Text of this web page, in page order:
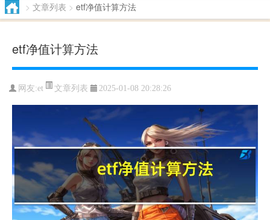
> 文章列表 > etf净值计算方法
etf净值计算方法
网友:et 文章列表 2025-01-08 20:28:26